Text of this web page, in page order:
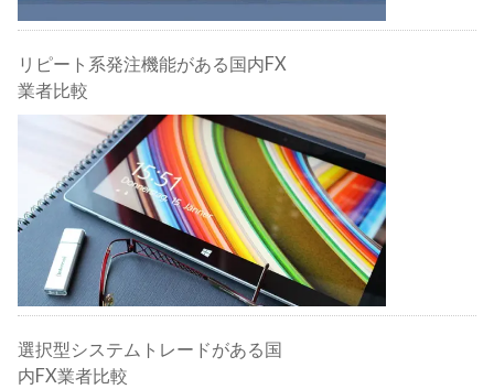
リピート系発注機能がある国内FX
業者比較
選択型システムトレードがある国
内FX業者比較